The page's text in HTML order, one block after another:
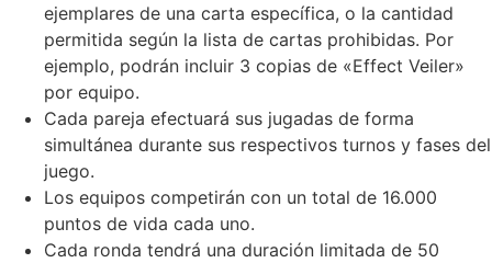
ejemplares de una carta específica, o la cantidad
permitida según la lista de cartas prohibidas. Por
ejemplo, podrán incluir 3 copias de «Effect Veiler»
por equipo.
Cada pareja efectuará sus jugadas de forma
simultánea durante sus respectivos turnos y fases del
juego.
Los equipos competirán con un total de 16.000
puntos de vida cada uno.
Cada ronda tendrá una duración limitada de 50